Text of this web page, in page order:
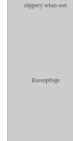
slippery when wet
Rasenpflege